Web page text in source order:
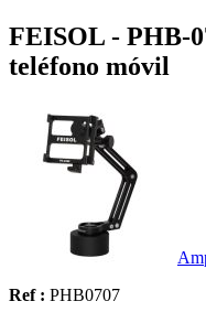
FEISOL - PHB-
teléfono móvil
Ref : PHB0707